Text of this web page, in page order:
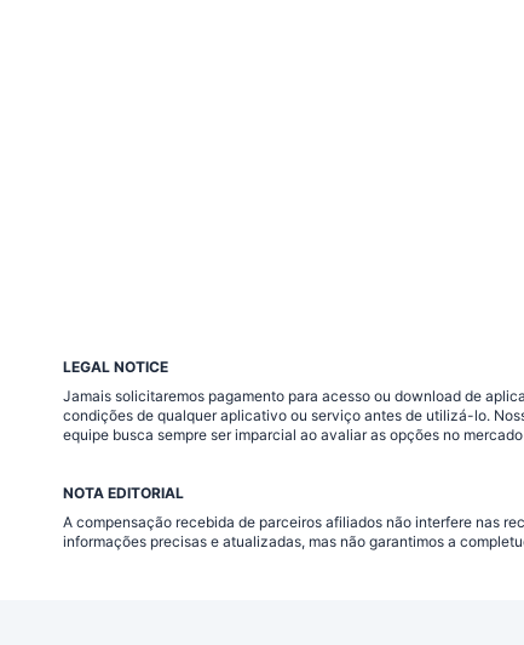
LEGAL NOTICE
Jamais solicitaremos pagamento para acesso ou download de
condições de qualquer aplicativo ou serviço antes de utilizá-lo.
equipe busca sempre ser imparcial ao avaliar as opções no
NOTA EDITORIAL
A compensação recebida de parceiros afiliados não interfere nas
informações precisas e atualizadas, mas não garantimos a